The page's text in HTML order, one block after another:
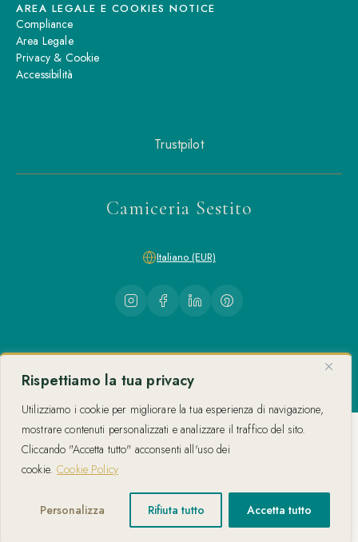
Rispettiamo la tua privacy
Utilizziamo i cookie per migliorare la tua esperienza di navigazione,
mostrare contenuti personalizzati e analizzare il traffico del sito.
Cliccando "Accetta tutto" acconsenti all'uso dei
cookie. Cookie Policy
Personalizza Rifiuta tutto Accetta tutto
AREA LEGALE E COOKIES NOTICE
Compliance
Area Legale
Privacy & Cookie
Accessibilità
Trustpilot
Italiano (EUR)
Camiceria Sestito
Camiceria Sestito 2026 — P.IVA 03480770795
Via della Repubblica 44, 88842 Cutro (KR) — Tel: 3284641378